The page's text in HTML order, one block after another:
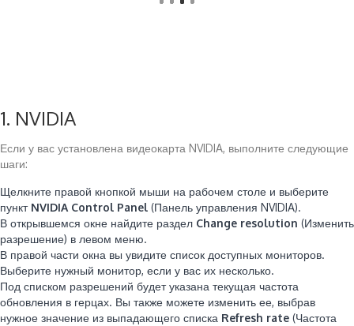
1. NVIDIA
Если у вас установлена видеокарта NVIDIA, выполните следующие
шаги:
Щелкните правой кнопкой мыши на рабочем столе и выберите
пункт NVIDIA Control Panel (Панель управления NVIDIA).
В открывшемся окне найдите раздел Change resolution (Изменить
разрешение) в левом меню.
В правой части окна вы увидите список доступных мониторов.
Выберите нужный монитор, если у вас их несколько.
Под списком разрешений будет указана текущая частота
обновления в герцах. Вы также можете изменить ее, выбрав
нужное значение из выпадающего списка Refresh rate (Частота